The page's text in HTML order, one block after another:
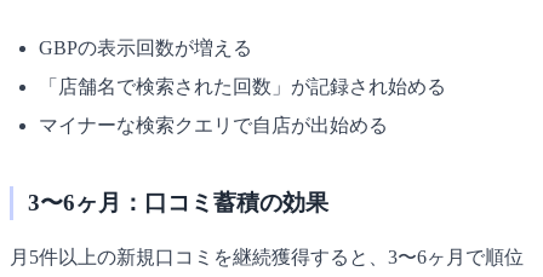
GBPの表示回数が増える
「店舗名で検索された回数」が記録され始める
マイナーな検索クエリで自店が出始める
3〜6ヶ月：口コミ蓄積の効果
月5件以上の新規口コミを継続獲得すると、3〜6ヶ月で順位